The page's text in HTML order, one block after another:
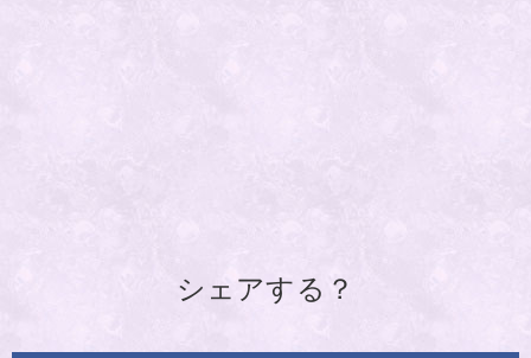
シェアする？